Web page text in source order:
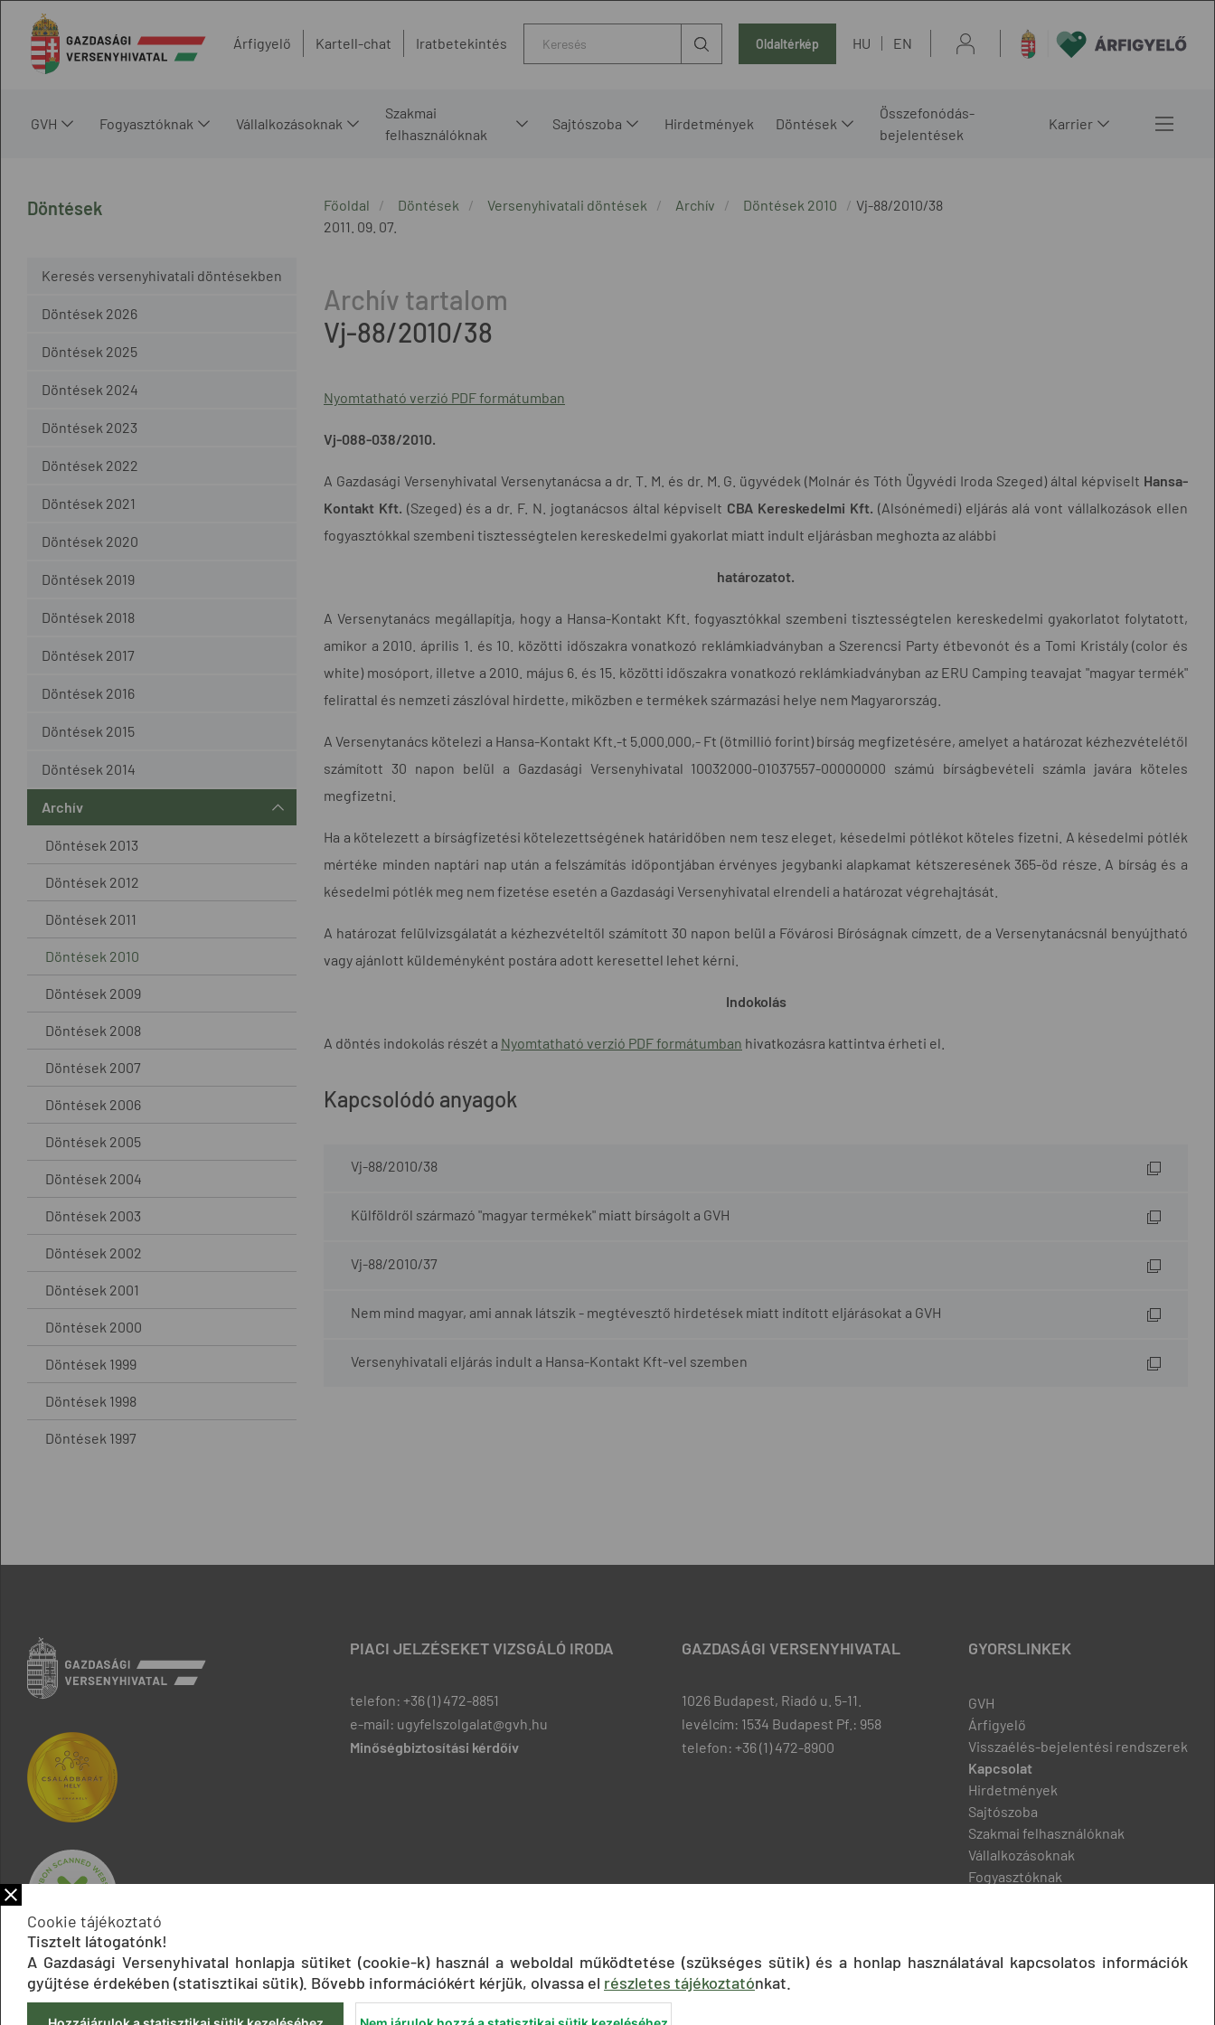
Árfigyelő Kartell-chat Iratbetekintés Oldaltérkép HU EN
GVH Fogyasztóknak Vállalkozásoknak
Szakmai
felhasználóknak
Sajtószoba Hirdetmények Döntések
Összefonódás-
bejelentések
Karrier
Döntések
Keresés versenyhivatali döntésekben
Döntések 2026
Döntések 2025
Döntések 2024
Döntések 2023
Döntések 2022
Döntések 2021
Döntések 2020
Döntések 2019
Döntések 2018
Döntések 2017
Döntések 2016
Döntések 2015
Döntések 2014
Archív
Döntések 2013
Döntések 2012
Döntések 2011
Döntések 2010
Döntések 2009
Döntések 2008
Döntések 2007
Döntések 2006
Döntések 2005
Döntések 2004
Döntések 2003
Döntések 2002
Döntések 2001
Döntések 2000
Döntések 1999
Döntések 1998
Döntések 1997
Főoldal Döntések Versenyhivatali döntések Archív Döntések 2010
Vj-88/2010/38
2011. 09. 07.
Vj-88/2010/38
Nyomtatható verzió PDF formátumban
Vj-088-038/2010.
A Gazdasági Versenyhivatal Versenytanácsa a dr. T. M. és dr. M. G. ügyvédek (Molnár és Tóth Ügyvédi Iroda Szeged) által képviselt Hansa-
Kontakt Kft. (Szeged) és a dr. F. N. jogtanácsos által képviselt CBA Kereskedelmi Kft. (Alsónémedi) eljárás alá vont vállalkozások ellen
fogyasztókkal szembeni tisztességtelen kereskedelmi gyakorlat miatt indult eljárásban meghozta az alábbi
határozatot.
A Versenytanács megállapítja, hogy a Hansa-Kontakt Kft. fogyasztókkal szembeni tisztességtelen kereskedelmi gyakorlatot folytatott,
amikor a 2010. április 1. és 10. közötti időszakra vonatkozó reklámkiadványban a Szerencsi Party étbevonót és a Tomi Kristály (color és
white) mosóport, illetve a 2010. május 6. és 15. közötti időszakra vonatkozó reklámkiadványban az ERU Camping teavajat "magyar termék"
felirattal és nemzeti zászlóval hirdette, miközben e termékek származási helye nem Magyarország.
A Versenytanács kötelezi a Hansa-Kontakt Kft.-t 5.000.000,- Ft (ötmillió forint) bírság megfizetésére, amelyet a határozat kézhezvételétől
számított 30 napon belül a Gazdasági Versenyhivatal 10032000-01037557-00000000 számú bírságbevételi számla javára köteles
megfizetni.
Ha a kötelezett a bírságfizetési kötelezettségének határidőben nem tesz eleget, késedelmi pótlékot köteles fizetni. A késedelmi pótlék
mértéke minden naptári nap után a felszámítás időpontjában érvényes jegybanki alapkamat kétszeresének 365-öd része. A bírság és a
késedelmi pótlék meg nem fizetése esetén a Gazdasági Versenyhivatal elrendeli a határozat végrehajtását.
A határozat felülvizsgálatát a kézhezvételtől számított 30 napon belül a Fővárosi Bíróságnak címzett, de a Versenytanácsnál benyújtható
vagy ajánlott küldeményként postára adott keresettel lehet kérni.
Indokolás
A döntés indokolás részét a Nyomtatható verzió PDF formátumban hivatkozásra kattintva érheti el.
Kapcsolódó anyagok
Vj-88/2010/38
Külföldről származó "magyar termékek" miatt bírságolt a GVH
Vj-88/2010/37
Nem mind magyar, ami annak látszik - megtévesztő hirdetések miatt indított eljárásokat a GVH
Versenyhivatali eljárás indult a Hansa-Kontakt Kft-vel szemben
PIACI JELZÉSEKET VIZSGÁLÓ IRODA
telefon: +36 (1) 472-8851
e-mail: ugyfelszolgalat@gvh.hu
Minőségbiztosítási kérdőív
GAZDASÁGI VERSENYHIVATAL
1026 Budapest, Riadó u. 5-11.
levélcím: 1534 Budapest Pf.: 958
telefon: +36 (1) 472-8900
GYORSLINKEK
GVH
Árfigyelő
Visszaélés-bejelentési rendszerek
Kapcsolat
Hirdetmények
Sajtószoba
Szakmai felhasználóknak
Vállalkozásoknak
Fogyasztóknak
Cookie tájékoztató
Tisztelt látogatónk!
A Gazdasági Versenyhivatal honlapja sütiket (cookie-k) használ a weboldal működtetése (szükséges sütik) és a honlap használatával kapcsolatos információk
gyűjtése érdekében (statisztikai sütik). Bővebb információkért kérjük, olvassa el részletes tájékoztatónkat.